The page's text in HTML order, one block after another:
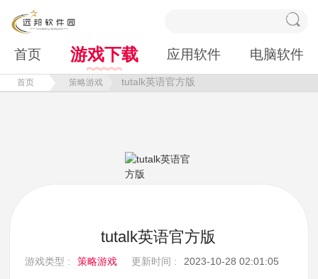
首页 游戏下载 应用软件 电脑软件
首页 策略游戏 tutalk英语官方版
tutalk英语官方版
游戏类型 : 策略游戏 更新时间 : 2023-10-28 02:01:05